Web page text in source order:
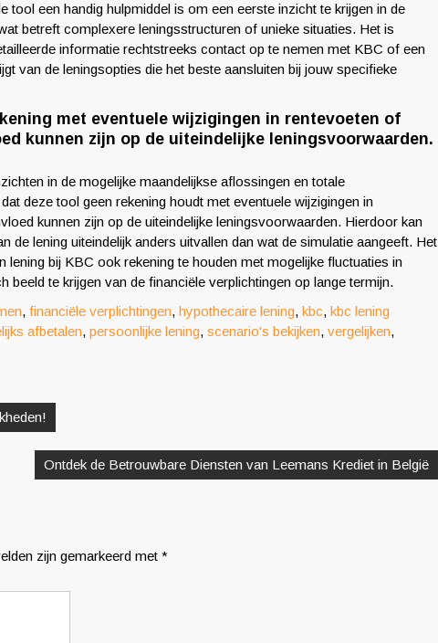
tool een handig hulpmiddel is om een eerste inzicht te krijgen in de
betreft complexere leningsstructuren of unieke situaties. Het is
informatie rechtstreeks contact op te nemen met KBC of een
van de leningsopties die het beste aansluiten bij jouw specifieke
met eventuele wijzigingen in rentevoeten of
kunnen zijn op de uiteindelijke leningsvoorwaarden.
in de mogelijke maandelijkse aflossingen en totale
deze tool geen rekening houdt met eventuele wijzigingen in
kunnen zijn op de uiteindelijke leningsvoorwaarden. Hierdoor kan
de lening uiteindelijk anders uitvallen dan wat de simulatie aangeeft. Het
bij KBC ook rekening te houden met mogelijke fluctuaties in
beeld te krijgen van de financiële verplichtingen op lange termijn.
, financiële verplichtingen, hypothecaire lening, kbc, kbc lening
afbetalen, persoonlijke lening, scenario's bekijken, vergelijken,
Ontdek de Betrouwbare Diensten van Leemans Krediet in België
zijn gemarkeerd met *